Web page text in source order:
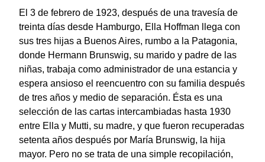
El 3 de febrero de 1923, después de una travesía de
treinta días desde Hamburgo, Ella Hoffman llega con
sus tres hijas a Buenos Aires, rumbo a la Patagonia,
donde Hermann Brunswig, su marido y padre de las
niñas, trabaja como administrador de una estancia y
espera ansioso el reencuentro con su familia después
de tres años y medio de separación. Ésta es una
selección de las cartas intercambiadas hasta 1930
entre Ella y Mutti, su madre, y que fueron recuperadas
setenta años después por María Brunswig, la hija
mayor. Pero no se trata de una simple recopilación,